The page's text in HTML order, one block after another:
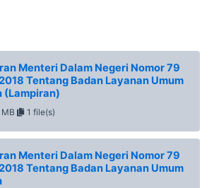
Menteri Dalam Negeri Nomor 79
Tentang Badan Layanan Umum
(Lampiran)
1 file(s)
Menteri Dalam Negeri Nomor 79
Tentang Badan Layanan Umum